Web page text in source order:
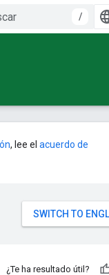
/
, lee el acuerdo de
¿Te ha resultado útil?